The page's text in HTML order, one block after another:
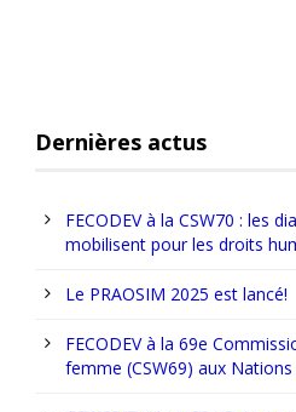
Dernières actus
FECODEV à la CSW70 : les
mobilisent pour les droits
Le PRAOSIM 2025 est lancé!
FECODEV à la 69e
femme (CSW69) aux